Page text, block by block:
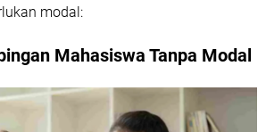
modal:
Mahasiswa Tanpa Modal